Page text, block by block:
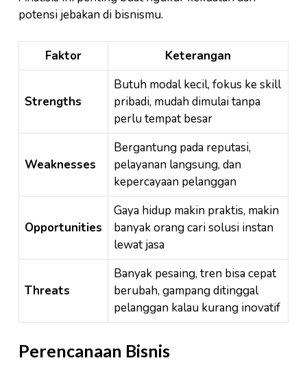
potensi jebakan di bisnismu.
Faktor Keterangan
Strengths
Butuh modal kecil, fokus ke skill
pribadi, mudah dimulai tanpa
perlu tempat besar
Weaknesses
Bergantung pada reputasi,
pelayanan langsung, dan
kepercayaan pelanggan
Opportunities
Gaya hidup makin praktis, makin
banyak orang cari solusi instan
lewat jasa
Threats
Banyak pesaing, tren bisa cepat
berubah, gampang ditinggal
pelanggan kalau kurang inovatif
Perencanaan Bisnis